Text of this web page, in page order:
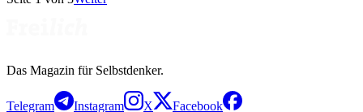
Das Magazin für Selbstdenker.
Telegram Instagram X Facebook